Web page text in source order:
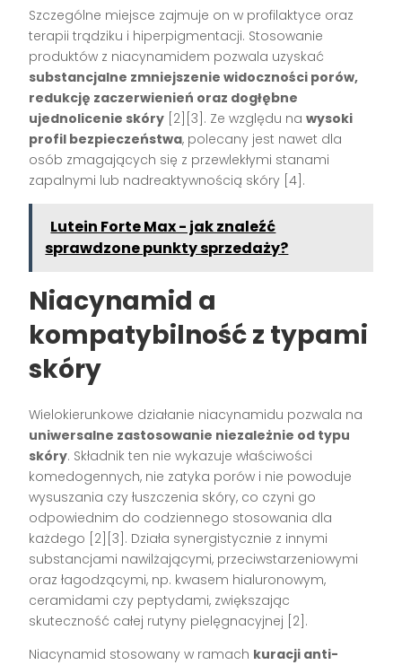
Szczególne miejsce zajmuje on w profilaktyce oraz
terapii trądziku i hiperpigmentacji. Stosowanie
produktów z niacynamidem pozwala uzyskać
substancjalne zmniejszenie widoczności porów,
redukcję zaczerwienień oraz dogłębne
ujednolicenie skóry [2][3]. Ze względu nawysoki
profil bezpieczeństwa, polecany jest nawet dla
osób zmagających się z przewlekłymi stanami
zapalnymi lub nadreaktywnością skóry [4].
Lutein Forte Max - jak znaleźć
sprawdzone punkty sprzedaży?
Niacynamid a
kompatybilność z typami
skóry
Wielokierunkowe działanie niacynamidu pozwala na
uniwersalne zastosowanie niezależnie od typu
skóry. Składnik ten nie wykazuje właściwości
komedogennych, nie zatyka porów i nie powoduje
wysuszania czy łuszczenia skóry, co czyni go
odpowiednim do codziennego stosowania dla
każdego [2][3]. Działa synergistycznie z innymi
substancjami nawilżającymi, przeciwstarzeniowymi
oraz łagodzącymi, np. kwasem hialuronowym,
ceramidami czy peptydami, zwiększając
skuteczność całej rutyny pielęgnacyjnej [2].
Niacynamid stosowany w ramach kuracji anti-